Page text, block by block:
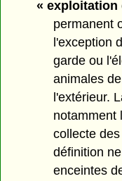
« exploitation
permanent
l'exception
garde ou
animales
l'extérieur.
notamment
collecte
définition
enceintes